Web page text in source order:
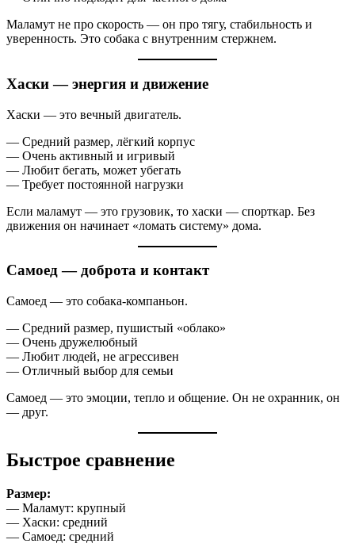
Маламут не про скорость — он про тягу, стабильность и
уверенность. Это собака с внутренним стержнем.
Хаски — энергия и движение
Хаски — это вечный двигатель.
— Средний размер, лёгкий корпус
— Очень активный и игривый
— Любит бегать, может убегать
— Требует постоянной нагрузки
Если маламут — это грузовик, то хаски — спорткар. Без
движения он начинает «ломать систему» дома.
Самоед — доброта и контакт
Самоед — это собака-компаньон.
— Средний размер, пушистый «облако»
— Очень дружелюбный
— Любит людей, не агрессивен
— Отличный выбор для семьи
Самоед — это эмоции, тепло и общение. Он не охранник, он
— друг.
Быстрое сравнение
Размер:
— Маламут: крупный
— Хаски: средний
— Самоед: средний